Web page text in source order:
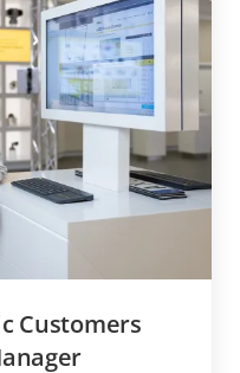
Customers